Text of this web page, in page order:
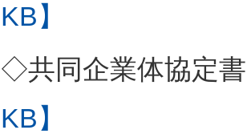
KB】
◇共同企業体協定書
KB】